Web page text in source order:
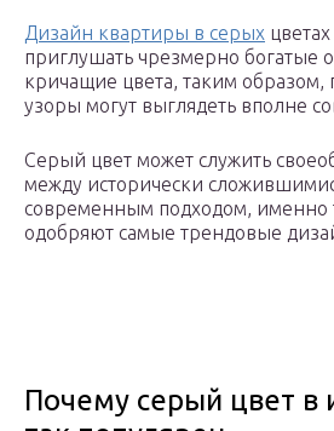
Дизайн квартиры в серых
приглушать чрезмерно богатые
кричащие цвета, таким образом,
узоры могут выглядеть вполне
Серый цвет может служить
между исторически
современным подходом, именно
одобряют самые трендовые
Почему серый цвет в